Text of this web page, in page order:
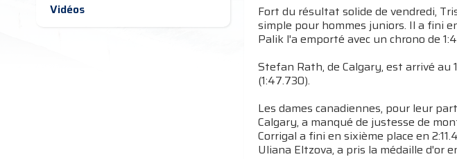
Vidéos
Fort du résultat solide de vendredi,
simple pour hommes juniors. Il a fini
Palik l'a emporté avec un chrono de
Stefan Rath, de Calgary, est arrivé au
(1:47.730).
Les dames canadiennes, pour leur
Calgary, a manqué de justesse de
Corrigal a fini en sixième place en
Uliana Eltzova, a pris la médaille d'or